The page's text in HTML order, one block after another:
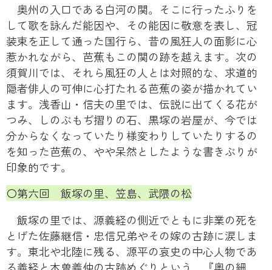
奥州の入口である白河の関。そこに行ったふりを
して歌を詠んだ能因や、その能因に敬意を表し、冠
装束を正して通った国行ら、昔の風狂人の面影に心
惹かれながら、芭蕉もこの関の跡を越えます。次の
須賀川では、それら風狂の人とは対照的な、求道的
隠者俳人の可伸に心打たれる芭蕉の姿が描かれてい
ます。浅香山・信夫の里では、伝説に出てくる花が
つみ、しのぶもぢ摺りの石、黒塚の岩屋が、今では
分からなくなっていたり様変わりしていたりするの
を知った芭蕉の、やや呆然としたような書きぶりが
印象的です。
〇第六回 飯塚の里、笠島、武隈の松
飯塚の里では、源義経の側近でともに非業の死を
とげた佐藤継信・忠信兄弟やその嫁の古跡に涙しま
す。東北や北陸に残る、源平の哀史の中心人物であ